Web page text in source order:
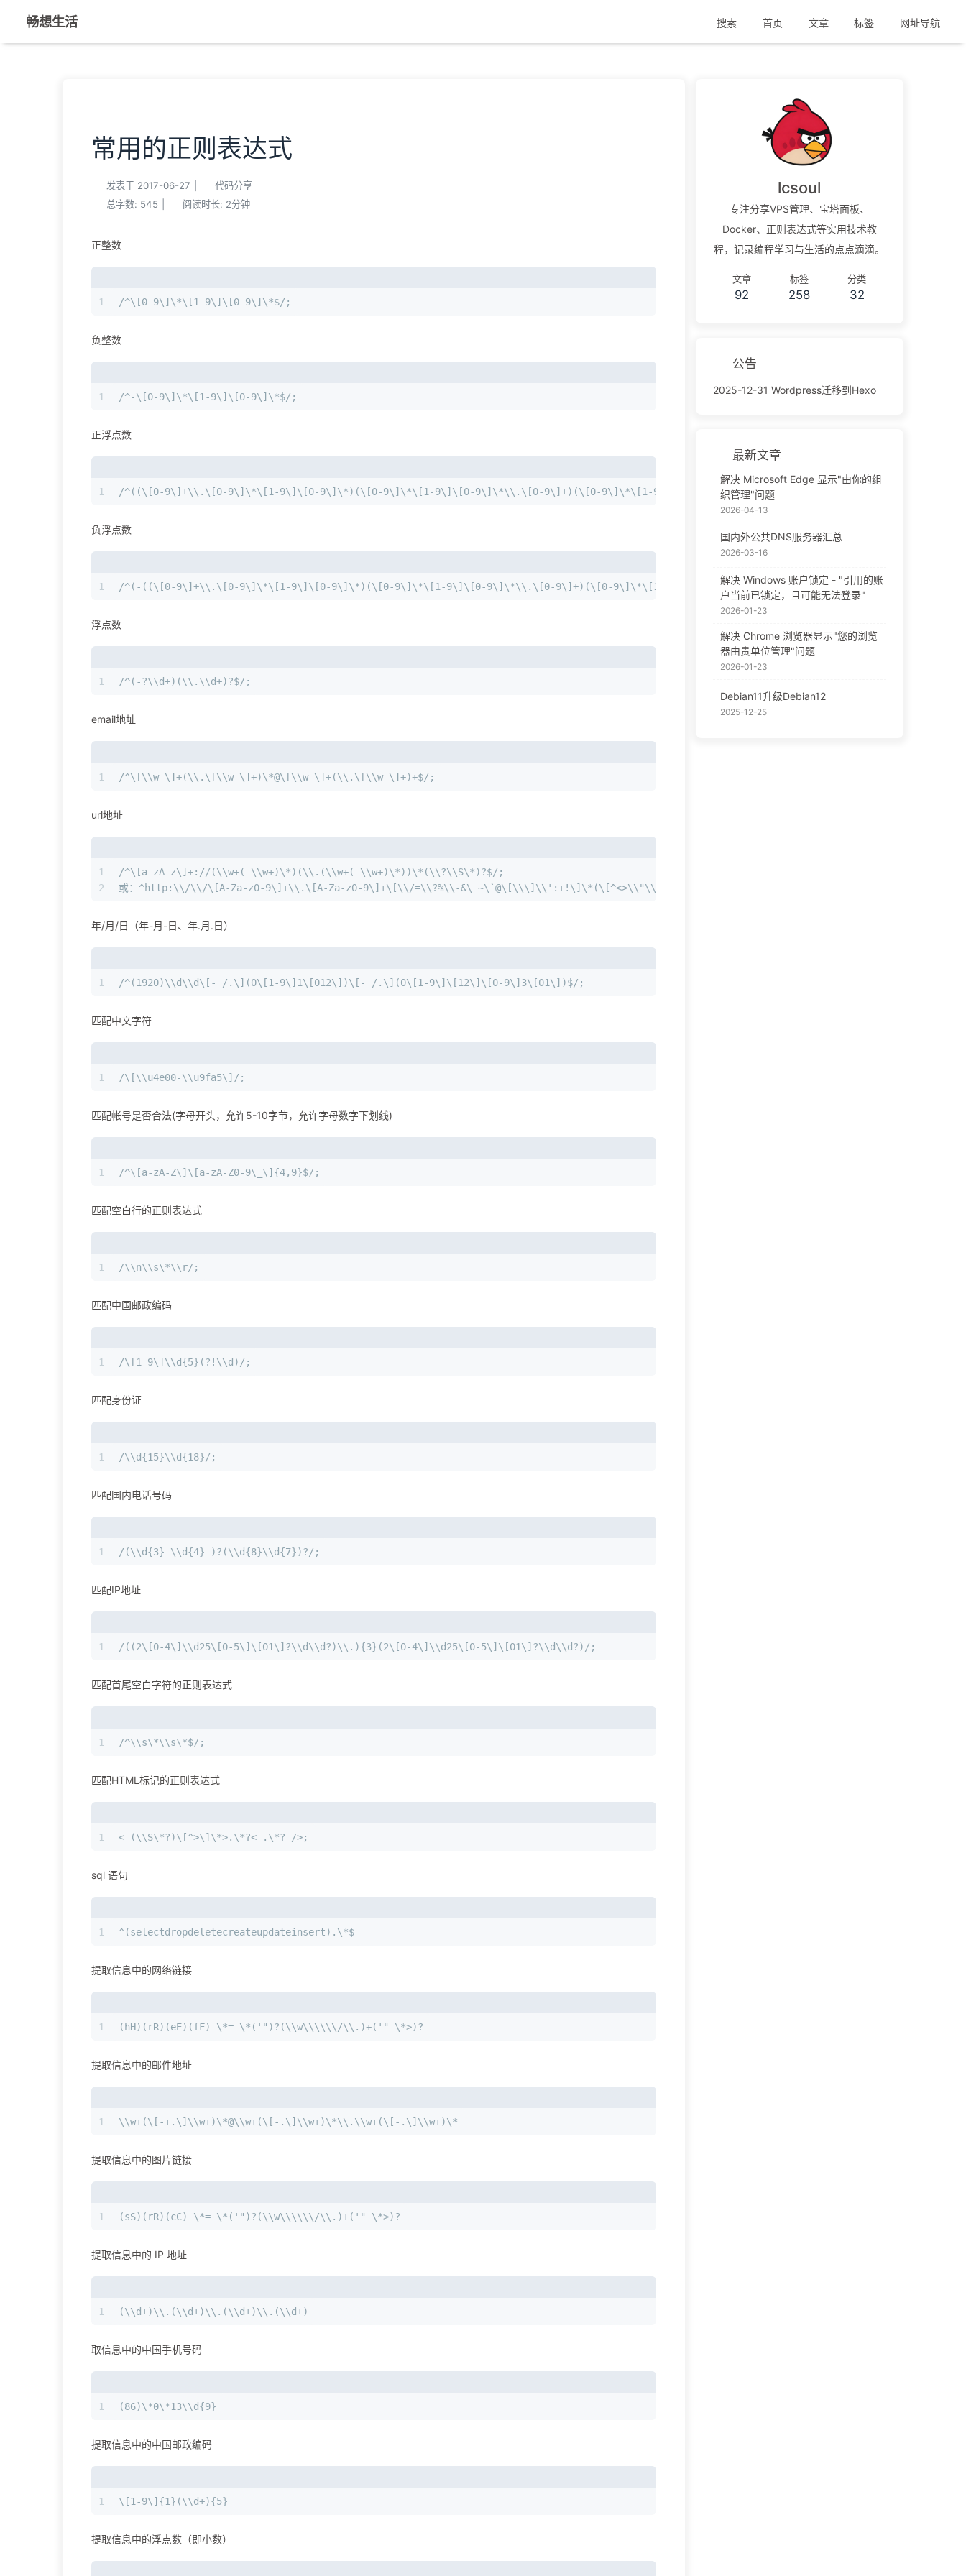
畅想生活 搜索 首页 文章 标签 网址导航
常用的正则表达式
发表于 2017-06-27
代码分享
总字数: 545 阅读时长: 2分钟
正整数
1 /^\[0-9\]\*\[1-9\]\[0-9\]\*$/;
负整数
1 /^-\[0-9\]\*\[1-9\]\[0-9\]\*$/;
正浮点数
1 /^((\[0-9\]+\\.\[0-9\]\*\[1-9\]\[0-9\]\*)(\[0-9\]\*\[1-9\]\[0-9\]\*\\.\[0-9\]+)(\[0-9\]\*\[1-9\]\[0-9\]\*))$/;
负浮点数
1 /^(-((\[0-9\]+\\.\[0-9\]\*\[1-9\]\[0-9\]\*)(\[0-9\]\*\[1-9\]\[0-9\]\*\\.\[0-9\]+)(\[0-9\]\*\[1-9\]\[0-9\]\*)))$/;
浮点数
1 /^(-?\\d+)(\\.\\d+)?$/;
email地址
1 /^\[\\w-\]+(\\.\[\\w-\]+)\*@\[\\w-\]+(\\.\[\\w-\]+)+$/;
url地址
1
2
/^\[a-zA-z\]+://(\\w+(-\\w+)\*)(\\.(\\w+(-\\w+)\*))\*(\\?\\S\*)?$/;
或：^http:\\/\\/\[A-Za-z0-9\]+\\.\[A-Za-z0-9\]+\[\\/=\\?%\\-&\_~\`@\[\\\]\\':+!\]\*(\[^<>\\"\\"\])\*$
年/月/日（年-月-日、年.月.日）
1 /^(1920)\\d\\d\[- /.\](0\[1-9\]1\[012\])\[- /.\](0\[1-9\]\[12\]\[0-9\]3\[01\])$/;
匹配中文字符
1 /\[\\u4e00-\\u9fa5\]/;
匹配帐号是否合法(字母开头，允许5-10字节，允许字母数字下划线)
1 /^\[a-zA-Z\]\[a-zA-Z0-9\_\]{4,9}$/;
匹配空白行的正则表达式
1 /\\n\\s\*\\r/;
匹配中国邮政编码
1 /\[1-9\]\\d{5}(?!\\d)/;
匹配身份证
1 /\\d{15}\\d{18}/;
匹配国内电话号码
1 /(\\d{3}-\\d{4}-)?(\\d{8}\\d{7})?/;
匹配IP地址
1 /((2\[0-4\]\\d25\[0-5\]\[01\]?\\d\\d?)\\.){3}(2\[0-4\]\\d25\[0-5\]\[01\]?\\d\\d?)/;
匹配首尾空白字符的正则表达式
1 /^\\s\*\\s\*$/;
匹配HTML标记的正则表达式
1 < (\\S\*?)\[^>\]\*>.\*?< .\*? />;
sql 语句
1 ^(selectdropdeletecreateupdateinsert).\*$
提取信息中的网络链接
1 (hH)(rR)(eE)(fF) \*= \*('")?(\\w\\\\\\/\\.)+('" \*>)?
提取信息中的邮件地址
1 \\w+(\[-+.\]\\w+)\*@\\w+(\[-.\]\\w+)\*\\.\\w+(\[-.\]\\w+)\*
提取信息中的图片链接
1 (sS)(rR)(cC) \*= \*('")?(\\w\\\\\\/\\.)+('" \*>)?
提取信息中的 IP 地址
1 (\\d+)\\.(\\d+)\\.(\\d+)\\.(\\d+)
取信息中的中国手机号码
1 (86)\*0\*13\\d{9}
提取信息中的中国邮政编码
1 \[1-9\]{1}(\\d+){5}
提取信息中的浮点数（即小数）
lcsoul
专注分享VPS管理、宝塔面板、
Docker、正则表达式等实用技术教
程，记录编程学习与生活的点点滴滴。
文章
92
标签
258
分类
32
公告
2025-12-31 Wordpress迁移到Hexo
最新文章
解决 Microsoft Edge 显示"由你的组
织管理"问题
2026-04-13
国内外公共DNS服务器汇总
2026-03-16
解决 Windows 账户锁定 - "引用的账
户当前已锁定，且可能无法登录"
2026-01-23
解决 Chrome 浏览器显示"您的浏览
器由贵单位管理"问题
2026-01-23
Debian11升级Debian12
2025-12-25